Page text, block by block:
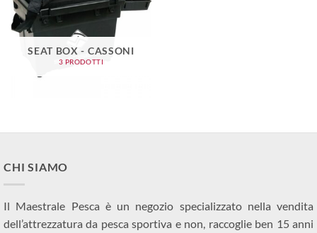
SEAT BOX - CASSONI
3 PRODOTTI
CHI SIAMO
Il Maestrale Pesca è un negozio specializzato nella vendita
dell’attrezzatura da pesca sportiva e non, raccoglie ben 15 anni